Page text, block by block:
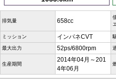
排気量 658cc
ミッション インパネCVT
最大出力 52ps/6800rpm
生産期間
2014年04月～201
4年06月